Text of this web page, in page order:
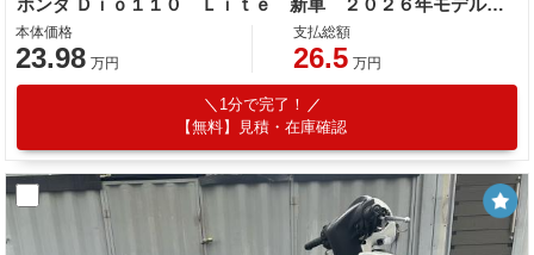
ホンダ Ｄｉｏ１１０ Ｌｉｔｅ 新車 ２０２６年モデル キャンディラスターレッド 新基準原付 原付免許運転可能 コンビニフック スペアキー
本体価格
23.98 万円
支払総額
26.5 万円
1分で完了！
【無料】見積・在庫確認